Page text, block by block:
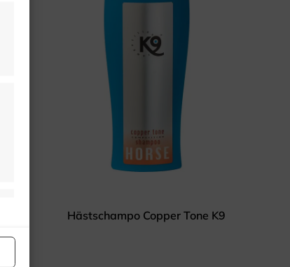
Hästschampo Copper Tone K9